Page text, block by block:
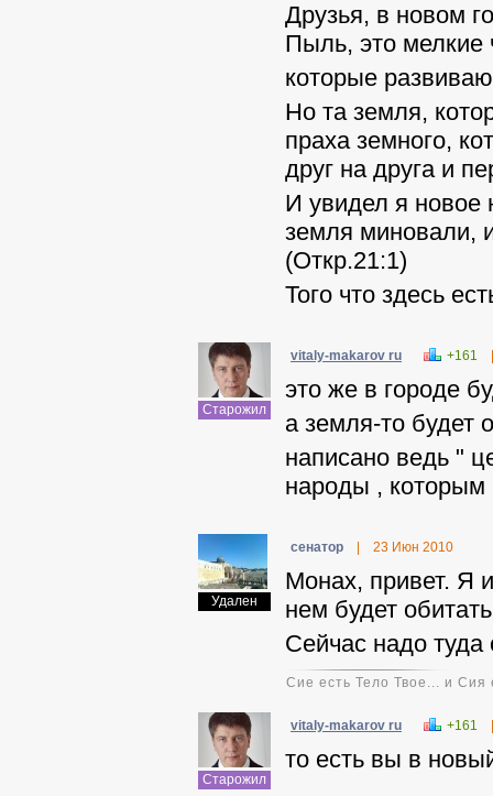
Друзья, в новом
Пыль, это мелкие
которые
Но та земля,
праха земного,
друг на друга и
И увидел я
земля миновали,
(Откр.21:1)
Того что здесь
Старожил
vitaly-makarov ru +161
это же в городе
а земля-то будет
написано ведь "
народы , которым
Удален
ceнaтop 23 Июн 2010
Монах, привет. Я
нем будет
Сейчас надо
Сие есть Тело Твое... и Сия
Старожил
vitaly-makarov ru +161
то есть вы в